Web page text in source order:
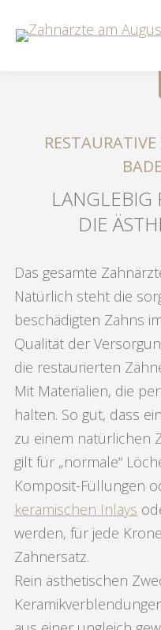
LANGLEBIG
DIE
Das gesamte
Natürlich steht die
beschädigten Zahns
Qualität der
die restaurierten
Mit Materialien, die
halten. So gut, dass
zu einem natürlichen
gilt für „normale“
Komposit-Füllungen
keramischen Inlays
werden, für jede
Zahnersatz.
Rein ästhetischen